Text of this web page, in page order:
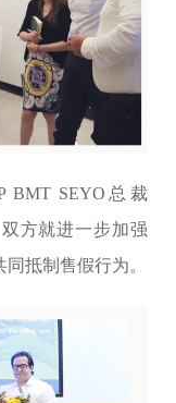
BMT SEYO总裁
双方就进一步加强
抵制售假行为。